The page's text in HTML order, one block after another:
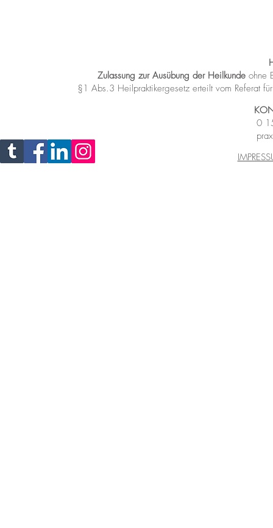
Zulassung zur Ausübung der Heilkunde ohne
§1 Abs.3 Heilpraktikergesetz erteilt vom Referat
0